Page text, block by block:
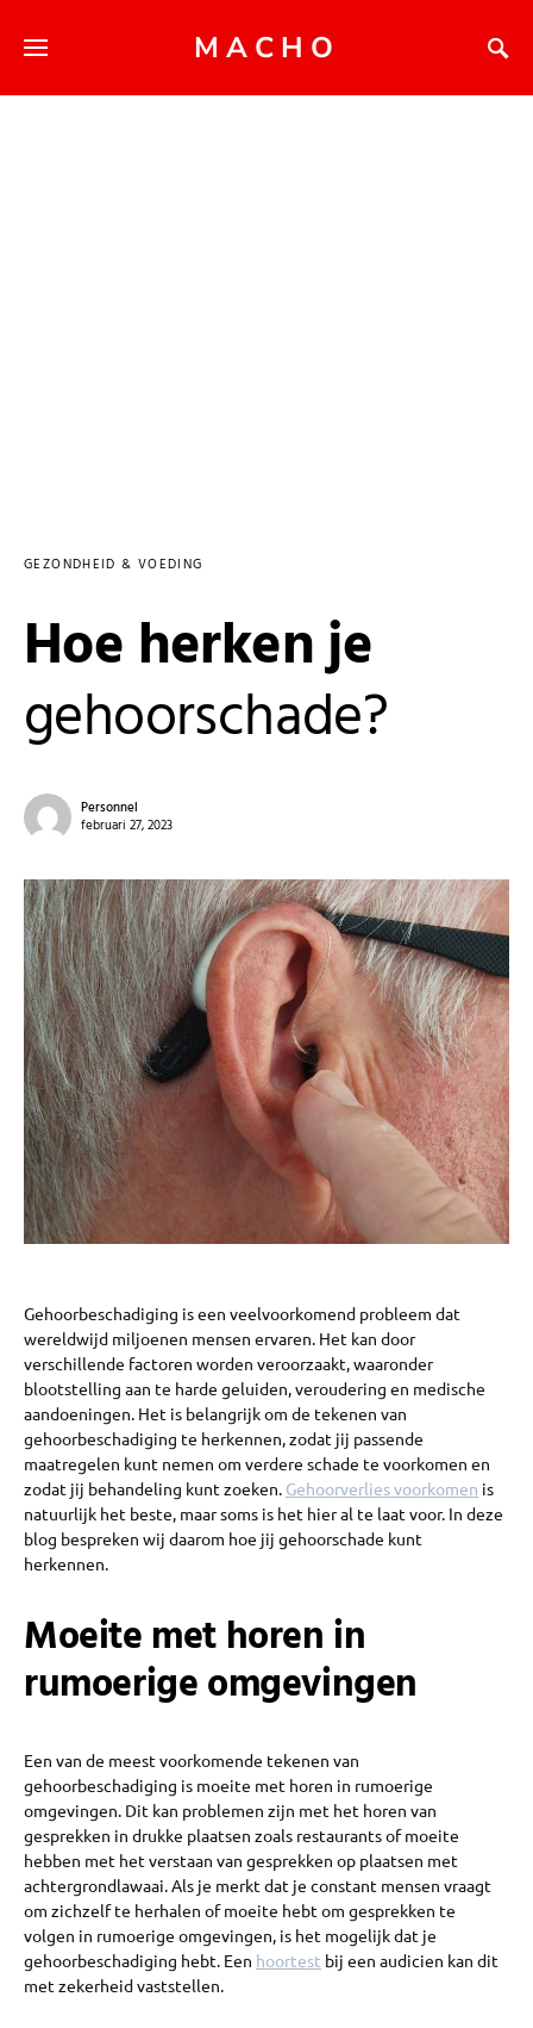
MACHO
GEZONDHEID & VOEDING
Hoe herken je
gehoorschade?
Personnel
februari 27, 2023
Gehoorbeschadiging is een veelvoorkomend probleem dat
wereldwijd miljoenen mensen ervaren. Het kan door
verschillende factoren worden veroorzaakt, waaronder
blootstelling aan te harde geluiden, veroudering en medische
aandoeningen. Het is belangrijk om de tekenen van
gehoorbeschadiging te herkennen, zodat jij passende
maatregelen kunt nemen om verdere schade te voorkomen en
zodat jij behandeling kunt zoeken. Gehoorverlies voorkomen is
natuurlijk het beste, maar soms is het hier al te laat voor. In deze
blog bespreken wij daarom hoe jij gehoorschade kunt
herkennen.
Moeite met horen in
rumoerige omgevingen
Een van de meest voorkomende tekenen van
gehoorbeschadiging is moeite met horen in rumoerige
omgevingen. Dit kan problemen zijn met het horen van
gesprekken in drukke plaatsen zoals restaurants of moeite
hebben met het verstaan van gesprekken op plaatsen met
achtergrondlawaai. Als je merkt dat je constant mensen vraagt
om zichzelf te herhalen of moeite hebt om gesprekken te
volgen in rumoerige omgevingen, is het mogelijk dat je
gehoorbeschadiging hebt. Een hoortest bij een audicien kan dit
met zekerheid vaststellen.